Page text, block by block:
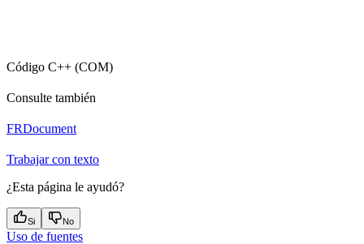
Código C++ (COM)
Consulte también
FRDocument
Trabajar con texto
¿Esta página le ayudó?
Si No
Uso de fuentes